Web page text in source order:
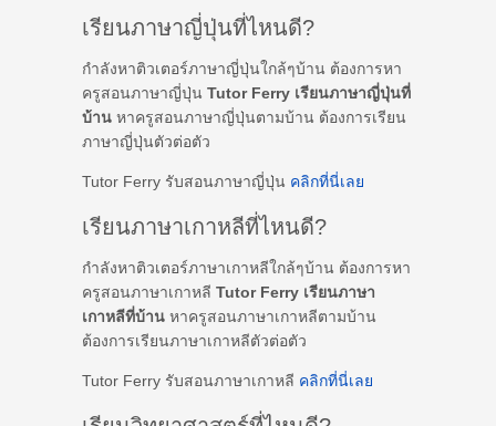
เรียนภาษาญี่ปุ่นที่ไหนดี?
กำลังหาติวเตอร์ภาษาญี่ปุ่นใกล้ๆบ้าน ต้องการหา
ครูสอนภาษาญี่ปุ่น Tutor Ferry เรียนภาษาญี่ปุ่นที่
บ้าน หาครูสอนภาษาญี่ปุ่นตามบ้าน ต้องการเรียน
ภาษาญี่ปุ่นตัวต่อตัว
Tutor Ferry รับสอนภาษาญี่ปุ่น คลิกที่นี่เลย
เรียนภาษาเกาหลีที่ไหนดี?
กำลังหาติวเตอร์ภาษาเกาหลีใกล้ๆบ้าน ต้องการหา
ครูสอนภาษาเกาหลี Tutor Ferry เรียนภาษา
เกาหลีที่บ้าน หาครูสอนภาษาเกาหลีตามบ้าน
ต้องการเรียนภาษาเกาหลีตัวต่อตัว
Tutor Ferry รับสอนภาษาเกาหลี คลิกที่นี่เลย